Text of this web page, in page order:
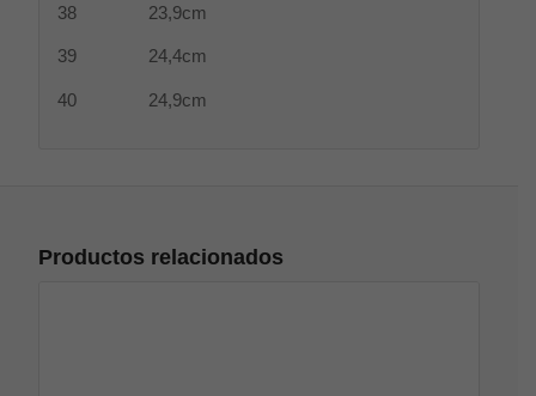
38 23,9cm
39 24,4cm
40 24,9cm
Productos relacionados